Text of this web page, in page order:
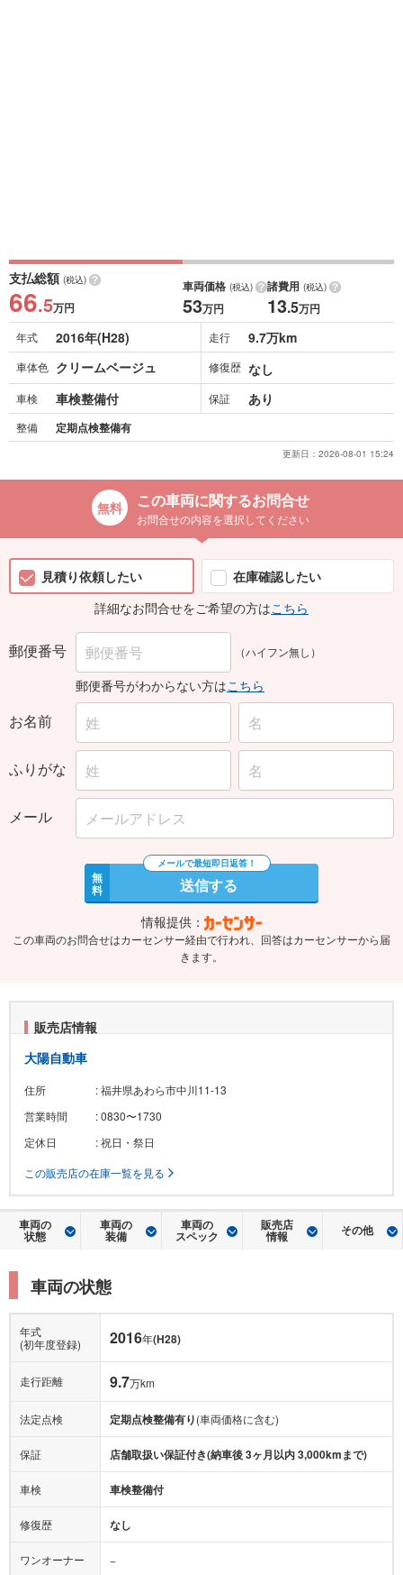
支払総額 (税込)
66.5万円
車両価格 (税込)
53万円
諸費用 (税込)
13.5万円
年式 2016年(H28) 走行 9.7万km
車体色 クリームベージュ 修復歴 なし
車検 車検整備付 保証 あり
整備 定期点検整備有
更新日： 2026-08-01 15:24
この車両に関するお問合せ
お問合せの内容を選択してください
見積り依頼したい
在庫確認したい
詳細なお問合せをご希望の方はこちら
郵便番号 （ハイフン無し）
郵便番号がわからない方はこちら
お名前
ふりがな
メール
無
料 送信する
情報提供：
この車両のお問合せはカーセンサー経由で行われ、回答はカーセンサーから届
きます。
販売店情報
大陽自動車
住所
: 福井県あわら市中川11-13
営業時間
: 0830〜1730
定休日
: 祝日・祭日
この販売店の在庫一覧を見る
車両の
状態
車両の
装備
車両の
スペック
販売店
情報 その他
車両の状態
年式
(初年度登録)
2016年(H28)
走行距離 9.7万km
法定点検 定期点検整備有り(車両価格に含む)
保証 店舗取扱い保証付き(納車後 3ヶ月以内 3,000kmまで)
車検 車検整備付
修復歴 なし
ワンオーナー −